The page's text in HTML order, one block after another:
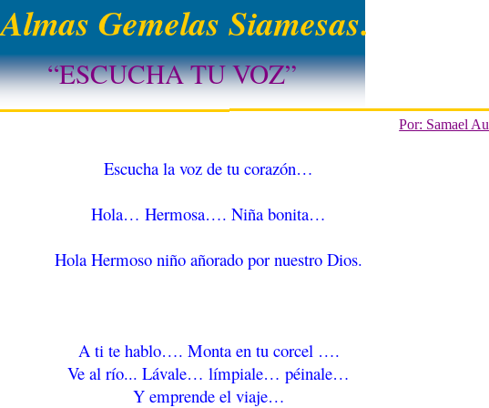
“ESCUCHA TU VOZ”
Escucha la voz de tu corazón…
Hola… Hermosa…. Niña bonita…
Hola Hermoso niño añorado por nuestro Dios.
A ti te hablo…. Monta en tu corcel ….
Ve al río... Lávale… límpiale… péinale…
Y emprende el viaje…
Almas Gemelas Siamesas.
Por: Samael